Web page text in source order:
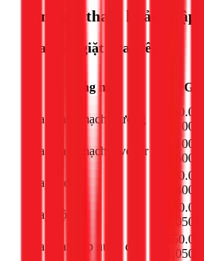
Bảng giá tham khảo (Cập
Sửa máy giặt cửa trên
Hạng mục
Sửa board mạch thường
Sửa board mạch inverter
Thay moto
Thay hộp số
Thay van cấp nước đôi